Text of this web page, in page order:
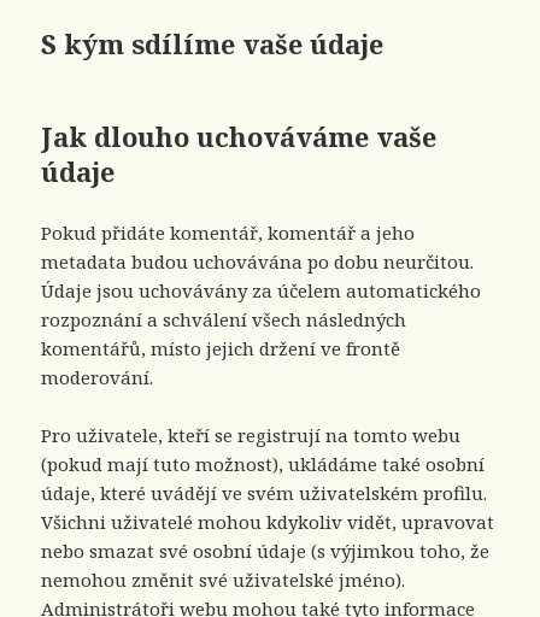
S kým sdílíme vaše údaje
Jak dlouho uchováváme vaše
údaje
Pokud přidáte komentář, komentář a jeho
metadata budou uchovávána po dobu neurčitou.
Údaje jsou uchovávány za účelem automatického
rozpoznání a schválení všech následných
komentářů, místo jejich držení ve frontě
moderování.
Pro uživatele, kteří se registrují na tomto webu
(pokud mají tuto možnost), ukládáme také osobní
údaje, které uvádějí ve svém uživatelském profilu.
Všichni uživatelé mohou kdykoliv vidět, upravovat
nebo smazat své osobní údaje (s výjimkou toho, že
nemohou změnit své uživatelské jméno).
Administrátoři webu mohou také tyto informace